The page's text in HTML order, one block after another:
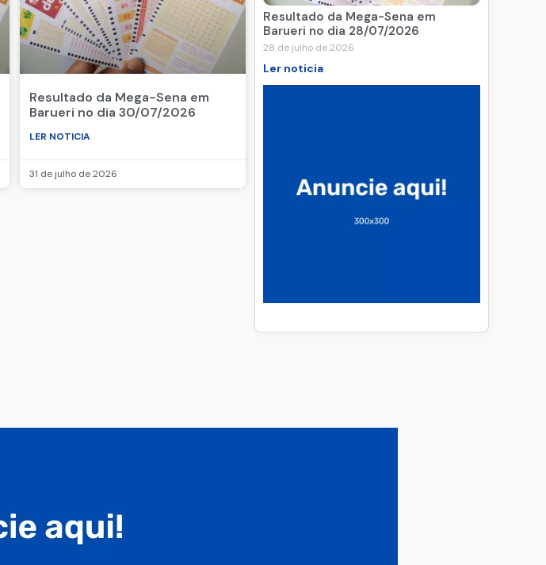
Resultado da Mega-Sena em
Barueri no dia 30/07/2026
LER NOTICIA
31 de julho de 2026
Resultado da Mega-Sena em
Barueri no dia 28/07/2026
28 de julho de 2026
Ler noticia